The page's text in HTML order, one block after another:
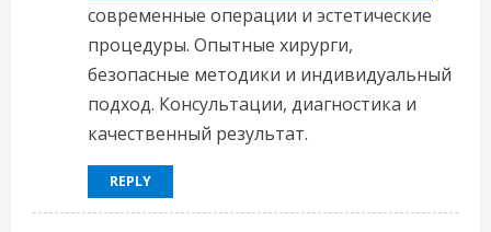
современные операции и эстетические
процедуры. Опытные хирурги,
безопасные методики и индивидуальный
подход. Консультации, диагностика и
качественный результат.
REPLY